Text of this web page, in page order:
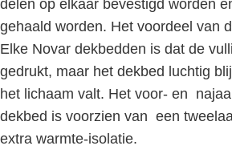
delen op elkaar bevestigd worden
gehaald worden. Het voordeel van
Elke Novar dekbedden is dat de
gedrukt, maar het dekbed luchtig
het lichaam valt. Het voor- en
dekbed is voorzien van een
extra warmte-isolatie.